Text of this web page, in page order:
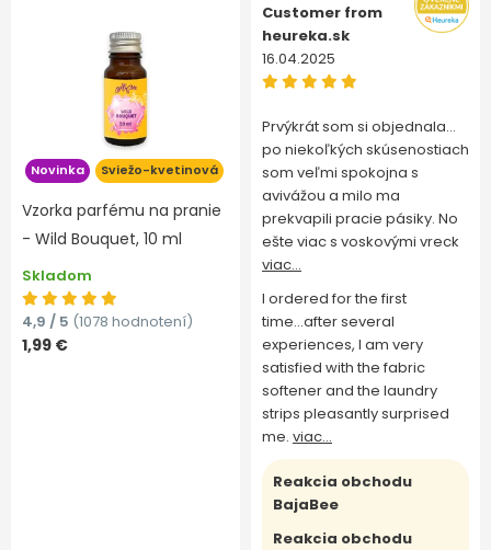
Novinka Sviežo-kvetinová
Vzorka parfému na pranie
- Wild Bouquet, 10 ml
Skladom
4,9 / 5 (1078 hodnotení)
1,99 €
Customer from
heureka.sk
16.04.2025
Prvýkrát som si objednala…
po niekoľkých skúsenostiach
som veľmi spokojna s
avivážou a milo ma
prekvapili pracie pásiky. No
ešte viac s voskovými vreck
viac...
I ordered for the first
time...after several
experiences, I am very
satisfied with the fabric
softener and the laundry
strips pleasantly surprised
me. viac...
Reakcia obchodu
BajaBee
Reakcia obchodu